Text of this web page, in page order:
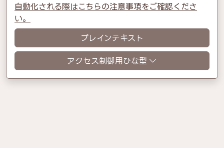
自動化される際はこちらの注意事項をご確認くださ
い。
プレインテキスト
アクセス制御用ひな型